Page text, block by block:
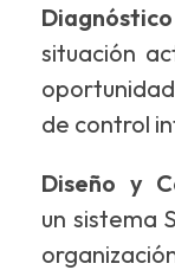
situación
de control
Diseño y
un sistema